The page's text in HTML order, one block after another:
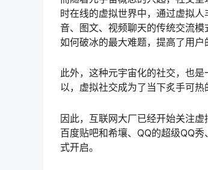
时在线的虚拟世界中，通过虚拟
音、图文、视频聊天的传统交流
如何破冰的最大难题，提高了用户
此外，这种元宇宙化的社交，也
以，虚拟社交成为了当下炙手可热
因此，互联网大厂已经开始关注
百度贴吧和希壤、QQ的超级QQ
式开启。